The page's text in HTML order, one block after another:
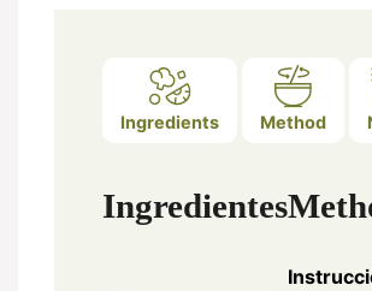
Ingredients Method
Ingredientes